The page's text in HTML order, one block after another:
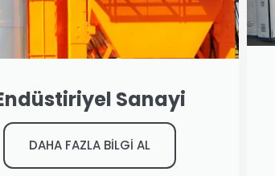
Sanayi
DAHA FAZLA BİLGİ AL